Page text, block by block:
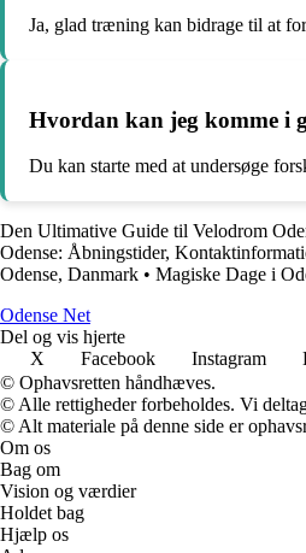
Ja, glad træning kan bidrage til at
Hvordan kan jeg komme i
Du kan starte med at undersøge
Den Ultimative Guide til Velodrom
Odense: Åbningstider,
Odense, Danmark • Magiske Dage i
Odense Net
Del og vis hjerte
X
Facebook Instagram
© Ophavsretten håndhæves.
© Alle rettigheder forbeholdes. Vi
© Alt materiale på denne side er
Om os
Bag om
Vision og værdier
Holdet bag
Hjælp os